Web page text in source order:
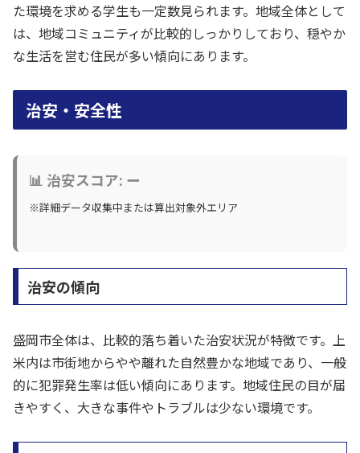
た環境を求める学生も一定数見られます。地域全体として
は、地域コミュニティが比較的しっかりしており、穏やか
な生活を営む住民が多い傾向にあります。
治安・安全性
📊 治安スコア: ー
※詳細データ収集中または算出対象外エリア
治安の傾向
盛岡市全体は、比較的落ち着いた治安状況が特徴です。上
米内は市街地からやや離れた自然豊かな地域であり、一般
的に犯罪発生率は低い傾向にあります。地域住民の目が届
きやすく、大きな事件やトラブルは少ない環境です。